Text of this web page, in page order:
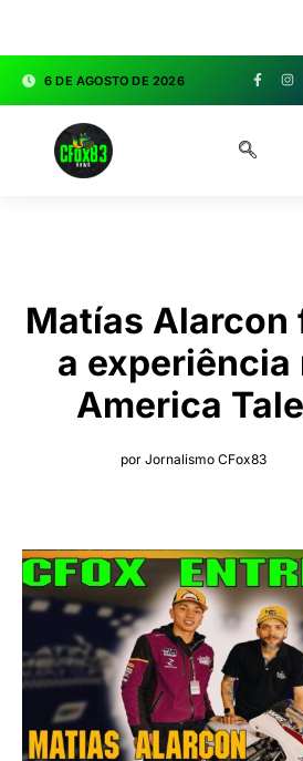
6 DE AGOSTO DE 2026
Matías Alarcon
a experiência
America
por Jornalismo CFox83